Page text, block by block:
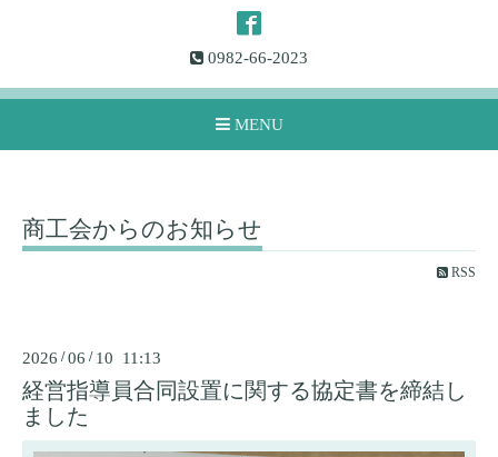
0982-66-2023
MENU
商工会からのお知らせ
RSS
2026 /06 / 10 11:13
経営指導員合同設置に関する協定書を締結し
ました